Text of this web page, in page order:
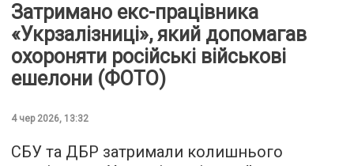
Затримано екс-працівника
«Укрзалізниці», який допомагав
охороняти російські військові
ешелони (ФОТО)
4 чер 2026, 13:32
СБУ та ДБР затримали колишнього